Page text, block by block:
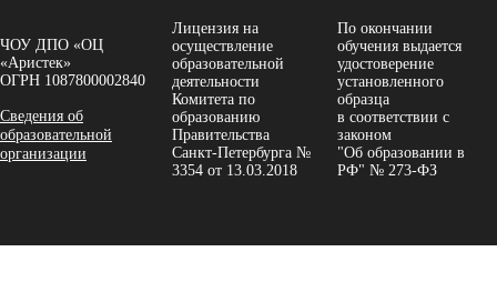
ЧОУ ДПО «ОЦ
«Аристек»
ОГРН 1087800002840
Сведения об
образовательной
организации
Лицензия на
осуществление
образовательной
деятельности
Комитета по
образованию
Правительства
Санкт-Петербурга №
3354 от 13.03.2018
По окончании
обучения выдается
удостоверение
установленного
образца
в соответствии с
законом
"Об образовании в
РФ" № 273-ФЗ